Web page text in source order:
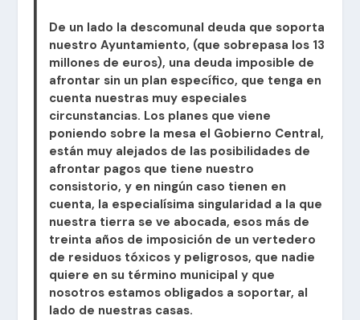
​De un lado la descomunal deuda que soporta
nuestro Ayuntamiento, (que sobrepasa los 13
millones de euros), una deuda imposible de
afrontar sin un plan específico, que tenga en
cuenta nuestras muy especiales
circunstancias. Los planes que viene
poniendo sobre la mesa el Gobierno Central,
están muy alejados de las posibilidades de
afrontar pagos que tiene nuestro
consistorio, y en ningún caso tienen en
cuenta, la especialísima singularidad a la que
nuestra tierra se ve abocada, esos más de
treinta años de imposición de un vertedero
de residuos tóxicos y peligrosos, que nadie
quiere en su término municipal y que
nosotros estamos obligados a soportar, al
lado de nuestras casas.